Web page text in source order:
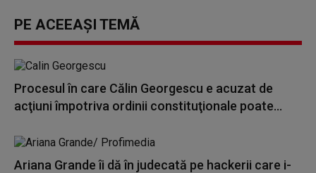
PE ACEEAȘI TEMĂ
Procesul în care Călin Georgescu e acuzat de
acţiuni împotriva ordinii constituţionale poate...
Ariana Grande îi dă în judecată pe hackerii care i-